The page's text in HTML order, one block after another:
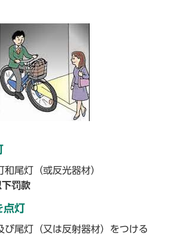
尾灯（或反光器材）
罚款
点灯
び尾灯（又は反射器材）をつける